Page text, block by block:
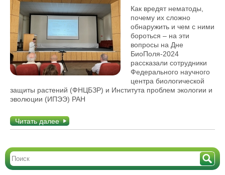
Как вредят нематоды,
почему их сложно
обнаружить и чем с ними
бороться – на эти
вопросы на Дне
БиоПоля-2024
рассказали сотрудники
Федерального научного
центра биологической
защиты растений (ФНЦБЗР) и Института проблем экологии и
эволюции (ИПЭЭ) РАН
Читать далее